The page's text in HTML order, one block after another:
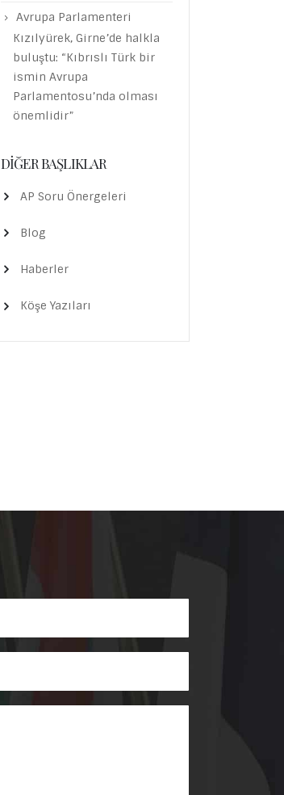
Avrupa Parlamenteri
Kızılyürek, Girne’de halkla
buluştu: “Kıbrıslı Türk bir
ismin Avrupa
Parlamentosu’nda olması
önemlidir”
DIĞER BAŞLIKLAR
AP Soru Önergeleri
Blog
Haberler
Köşe Yazıları